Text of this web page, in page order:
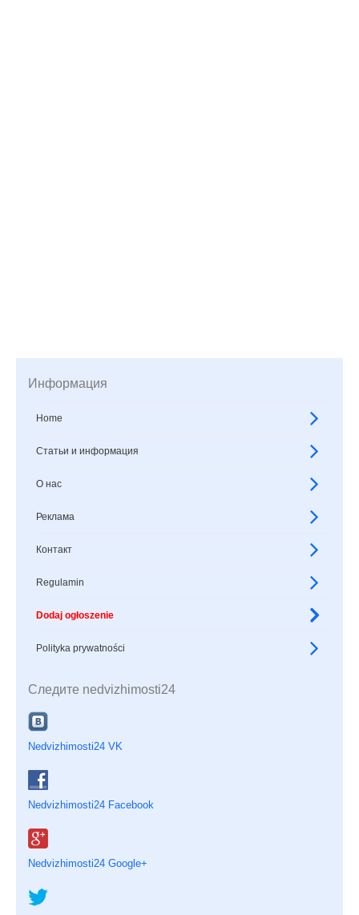
Информация
Home
Статьи и информация
О нас
Реклама
Контакт
Regulamin
Dodaj ogłoszenie
Polityka prywatności
Следите nedvizhimosti24
Nedvizhimosti24 VK
Nedvizhimosti24 Facebook
Nedvizhimosti24 Google+